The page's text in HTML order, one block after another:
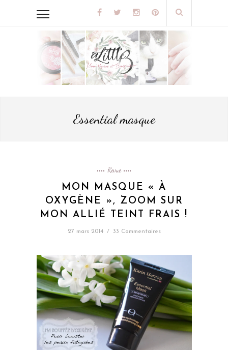
Essential masque
Revue
MON MASQUE « À
OXYGÈNE », ZOOM SUR
MON ALLIÉ TEINT FRAIS !
27 mars 2014 / 33 Commentaires